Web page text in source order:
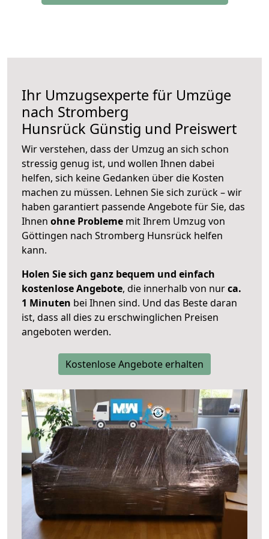
Ihr Umzugsexperte für Umzüge
nach Stromberg
Hunsrück Günstig und Preiswert
Wir verstehen, dass der Umzug an sich schon
stressig genug ist, und wollen Ihnen dabei
helfen, sich keine Gedanken über die Kosten
machen zu müssen. Lehnen Sie sich zurück – wir
haben garantiert passende Angebote für Sie, das
Ihnen ohne Probleme mit Ihrem Umzug von
Göttingen nach Stromberg Hunsrück helfen
kann.
Holen Sie sich ganz bequem und einfach
kostenlose Angebote, die innerhalb von nurca.
1 Minuten bei Ihnen sind. Und das Beste daran
ist, dass all dies zu erschwinglichen Preisen
angeboten werden.
Kostenlose Angebote erhalten